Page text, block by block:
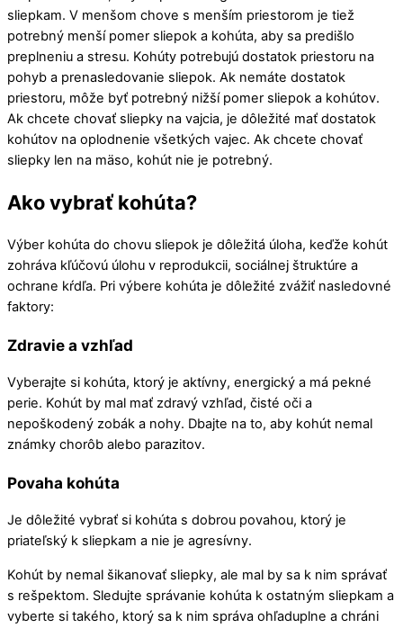
sliepkam. V menšom chove s menším priestorom je tiež
potrebný menší pomer sliepok a kohúta, aby sa predišlo
preplneniu a stresu. Kohúty potrebujú dostatok priestoru na
pohyb a prenasledovanie sliepok. Ak nemáte dostatok
priestoru, môže byť potrebný nižší pomer sliepok a kohútov.
Ak chcete chovať sliepky na vajcia, je dôležité mať dostatok
kohútov na oplodnenie všetkých vajec. Ak chcete chovať
sliepky len na mäso, kohút nie je potrebný.
Ako vybrať kohúta?
Výber kohúta do chovu sliepok je dôležitá úloha, keďže kohút
zohráva kľúčovú úlohu v reprodukcii, sociálnej štruktúre a
ochrane kŕdľa. Pri výbere kohúta je dôležité zvážiť nasledovné
faktory:
Zdravie a vzhľad
Vyberajte si kohúta, ktorý je aktívny, energický a má pekné
perie. Kohút by mal mať zdravý vzhľad, čisté oči a
nepoškodený zobák a nohy. Dbajte na to, aby kohút nemal
známky chorôb alebo parazitov.
Povaha kohúta
Je dôležité vybrať si kohúta s dobrou povahou, ktorý je
priateľský k sliepkam a nie je agresívny.
Kohút by nemal šikanovať sliepky, ale mal by sa k nim správať
s rešpektom. Sledujte správanie kohúta k ostatným sliepkam a
vyberte si takého, ktorý sa k nim správa ohľaduplne a chráni